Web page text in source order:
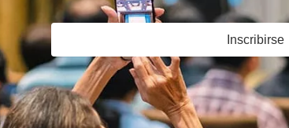
Inscribirse